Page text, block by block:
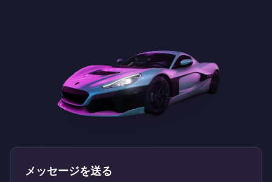
メッセージを送る